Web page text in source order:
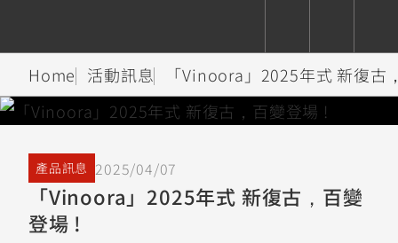
依風格 依排氣量
Super
Sport
Hyper
Naked
Heritage
YZF-R9
依風格 依排氣量
Premium Sport Fashion
TMAX
CUXiE
2.5 kw
追蹤愛車
Home 活動訊息 「Vinoora」2025年式 新復古
產品訊息 2025/04/07
「Vinoora」2025年式 新復古，百變
登場 !